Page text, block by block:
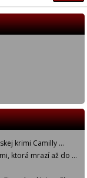
krimi Camilly ...
ktorá mrazí až do ...